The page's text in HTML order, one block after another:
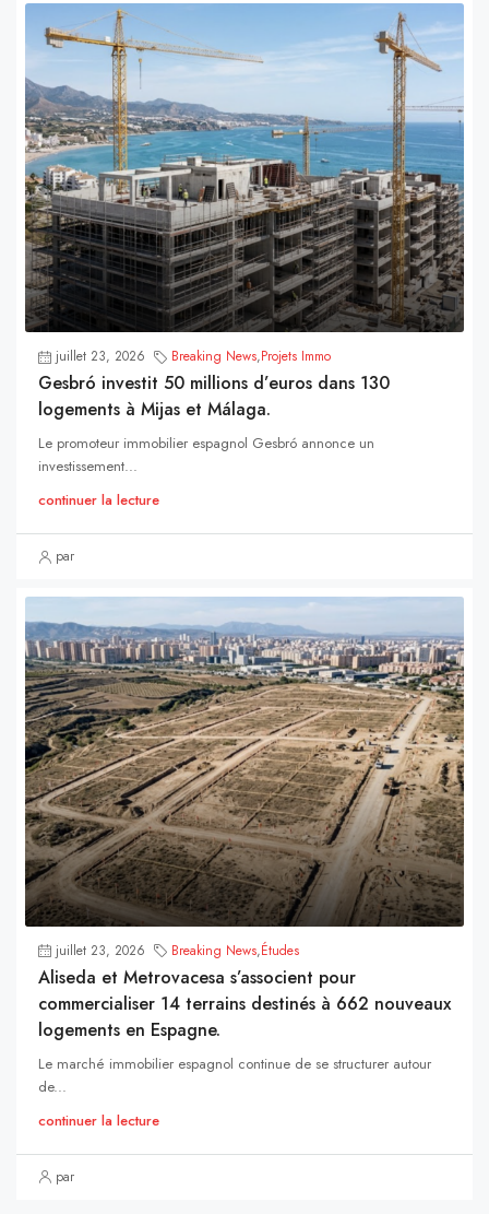
juillet 23, 2026 Breaking News,Projets Immo
Gesbró investit 50 millions d’euros dans 130
logements à Mijas et Málaga.
Le promoteur immobilier espagnol Gesbró annonce un
investissement...
continuer la lecture
par
juillet 23, 2026 Breaking News,Études
Aliseda et Metrovacesa s’associent pour
commercialiser 14 terrains destinés à 662 nouveaux
logements en Espagne.
Le marché immobilier espagnol continue de se structurer autour
de...
continuer la lecture
par